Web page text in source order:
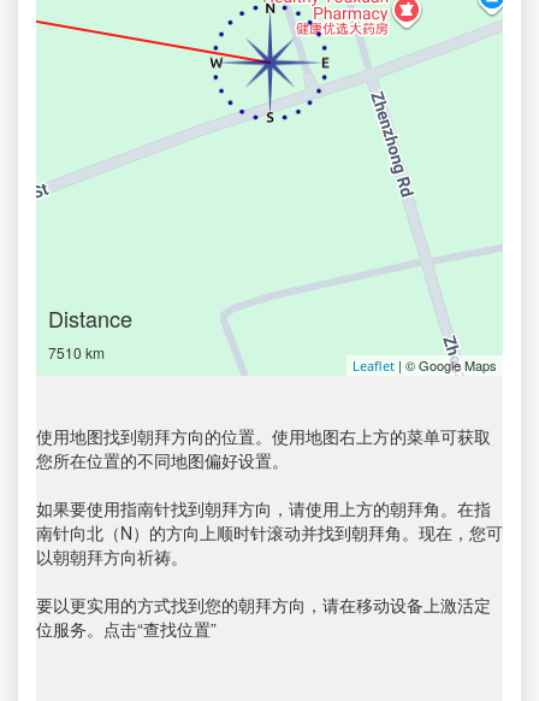
Distance
7510 km
Leaflet | © Google Maps
使用地图找到朝拜方向的位置。使用地图右上方的菜单可获取
您所在位置的不同地图偏好设置。
如果要使用指南针找到朝拜方向，请使用上方的朝拜角。在指
南针向北（N）的方向上顺时针滚动并找到朝拜角。现在，您可
以朝朝拜方向祈祷。
要以更实用的方式找到您的朝拜方向，请在移动设备上激活定
位服务。点击“查找位置”